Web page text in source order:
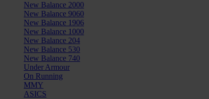
New Balance 2000
New Balance 9060
New Balance 1906
New Balance 1000
New Balance 204
New Balance 530
New Balance 740
Under Armour
On Running
MMY
ASICS